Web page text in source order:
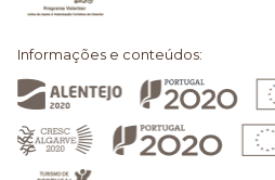
Informações e conteúdos: